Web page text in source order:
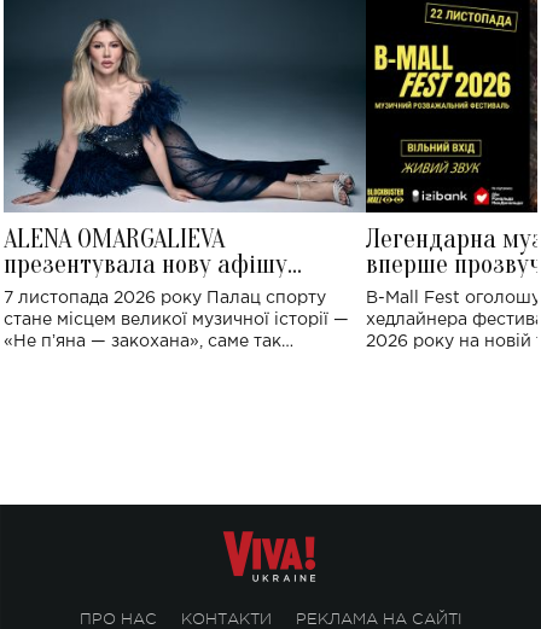
ALENA OMARGALIEVA
презентувала нову афішу
великого концерту в Палаці
спорту
7 листопада 2026 року Палац спорту
стане місцем великої музичної історії —
«Не пʼяна — закохана», саме так
Легендарна
вперше
Україні: де
B-Mall Fest
хедлайнера
2026 року на новій
ПРО НАС КОНТАКТИ РЕКЛАМА НА САЙТІ